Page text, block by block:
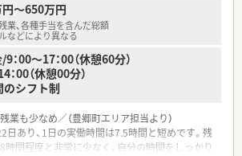
いて】
間は7時間30分、週37時間30分勤務で、法定労働
設定されています
業時間は8時間から9時間程度と少なく、ワーク
を重視できます
定通りに付与され、夏季休暇や年末年始と合わせ
～650万円
業、各種手当を含んだ総額
などにより異なる
：00～17：00（休憩60分）
：00（休憩00分）
シフト制
業も少なめ／（豊郷町エリア担当より）
日あり、1日の実働時間は7.5時間と短めです。残
時間程度と非常に少なく、自分の時間をしっかり